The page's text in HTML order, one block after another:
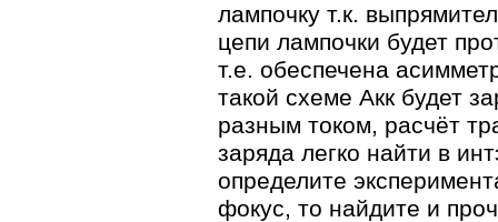
лампочку т.к.
цепи лампочки будет
т.е. обеспечена
такой схеме Акк будет
разным током, расчёт
заряда легко найти в
определите
фокус, то найдите и